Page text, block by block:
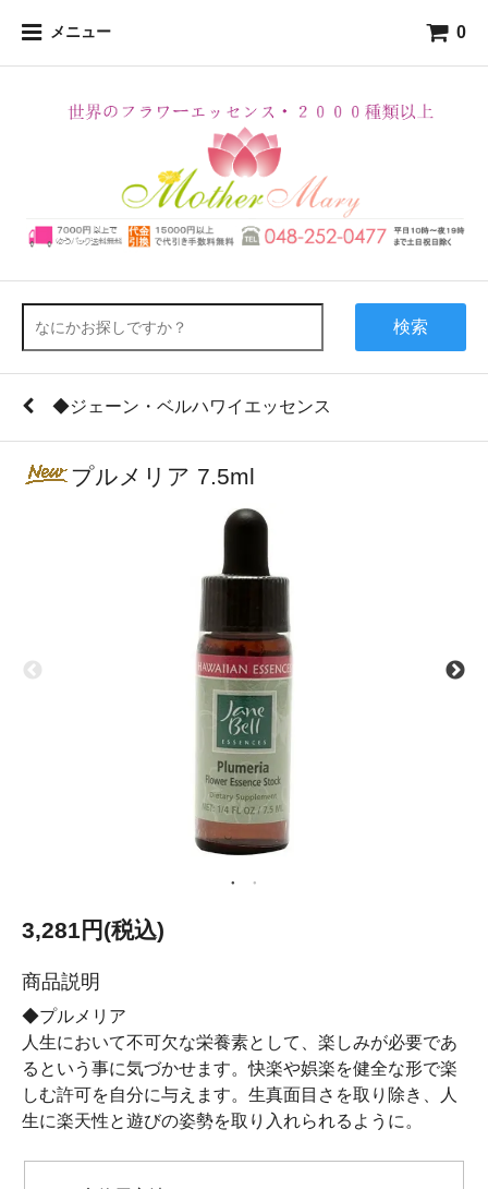
メニュー 0
検索
◆ジェーン・ベルハワイエッセンス
プルメリア 7.5ml
3,281円(税込)
商品説明
◆プルメリア
人生において不可欠な栄養素として、楽しみが必要であ
るという事に気づかせます。快楽や娯楽を健全な形で楽
しむ許可を自分に与えます。生真面目さを取り除き、人
生に楽天性と遊びの姿勢を取り入れられるように。